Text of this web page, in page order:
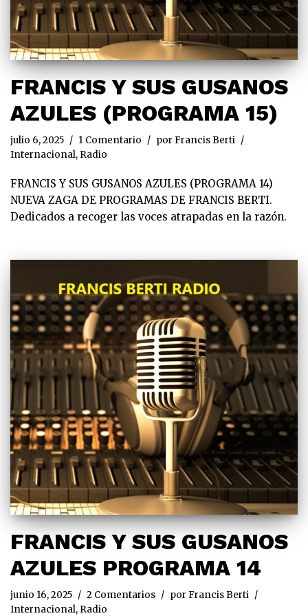
FRANCIS Y SUS GUSANOS
AZULES (PROGRAMA 15)
julio 6, 2025 1 Comentario por Francis Berti
Internacional, Radio
FRANCIS Y SUS GUSANOS AZULES (PROGRAMA 14)
NUEVA ZAGA DE PROGRAMAS DE FRANCIS BERTI.
Dedicados a recoger las voces atrapadas en la razón.
FRANCIS Y SUS GUSANOS
AZULES PROGRAMA 14
junio 16, 2025 2 Comentarios por Francis Berti
Internacional, Radio